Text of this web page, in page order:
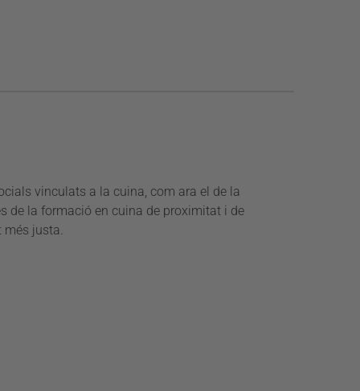
vinculats a la cuina, com ara el de la
de la formació en cuina de proximitat i de
justa.